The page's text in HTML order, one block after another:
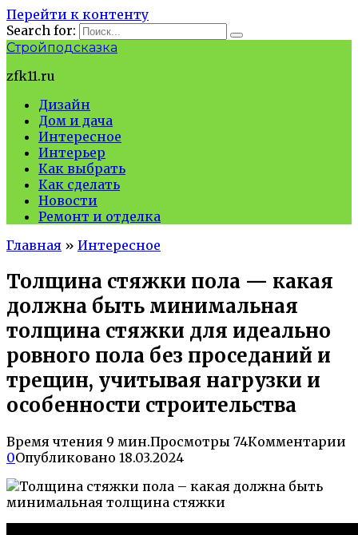
Перейти к контенту
Search for:
Стройподсказка
zfk11.ru
Дизайн
Дом и дача
Интересное
Интерьер
Как выбрать
Как сделать
Новости
Ремонт и отделка
Главная » Интересное
Толщина стяжки пола — какая
должна быть минимальная
толщина стяжки для идеально
ровного пола без проседаний и
трещин, учитывая нагрузки и
особенности строительства
Время чтения 9 мин.Просмотры 74Комментарии
0Опубликовано 18.03.2024